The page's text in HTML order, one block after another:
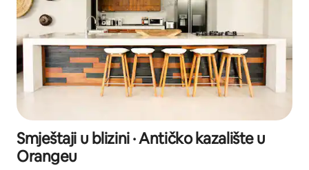
Smještaji u blizini · Antičko kazalište u
Orangeu